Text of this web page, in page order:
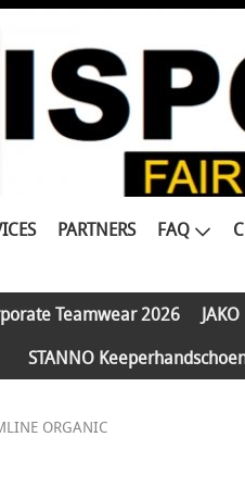
PARTNERS FAQ
Teamwear 2026
STANNO
ORGANIC